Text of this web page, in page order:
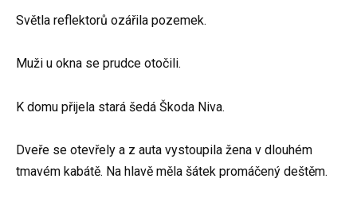
Světla reflektorů ozářila pozemek.
Muži u okna se prudce otočili.
K domu přijela stará šedá Škoda Niva.
Dveře se otevřely a z auta vystoupila žena v dlouhém
tmavém kabátě. Na hlavě měla šátek promáčený deštěm.